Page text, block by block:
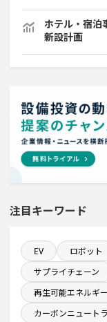
ホテル・宿泊
新設計画
発電設備の導
稼働から約10
来月稼働プロ
飲食事業を
稼働から約5
注目キーワード
EV ロボット
サプライチェーン
再生可能エネルギー
カーボンニュート